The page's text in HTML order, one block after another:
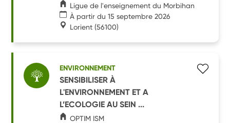
Ligue de l'enseignement du Morbihan
À partir du 15 septembre 2026
Lorient (56100)
ENVIRONNEMENT
SENSIBILISER À
L'ENVIRONNEMENT ET A
L’ECOLOGIE AU SEIN ...
OPTIM ISM